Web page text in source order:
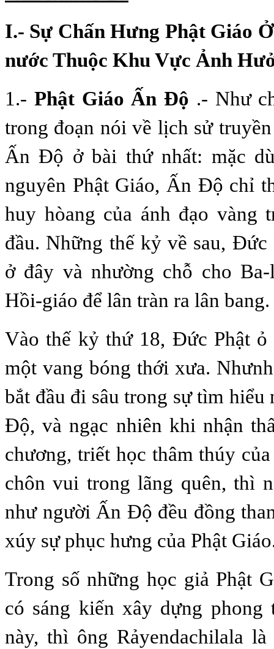
I.- Sự Chấn Hưng Phật Giáo
nước Thuộc Khu Vực Ảnh
1.- Phật Giáo Ấn Ðộ .- Như
trong đoạn nói về lịch sử
Ấn Ðộ ở bài thứ nhất: mặc
nguyên Phật Giáo, Ấn Ðộ chỉ
huy hòang của ánh đạo vàng
đầu. Những thế kỷ về sau, Ðức
ở đây và nhường chỗ cho
Hồi-giáo để lân tràn ra lân bang.
Vào thế kỷ thứ 18, Ðức Phật
một vang bóng thới xưa.
bắt đầu đi sâu trong sự tìm hiểu
Ðộ, và ngạc nhiên khi nhận
chương, triết học thâm thúy
chôn vui trong lãng quên, thì
như người Ấn Ðộ đều đồng
xúy sự phục hưng của Phật
Trong số những học giả Phật
có sáng kiến xây dựng phong
này, thì ông Rảyendachilala